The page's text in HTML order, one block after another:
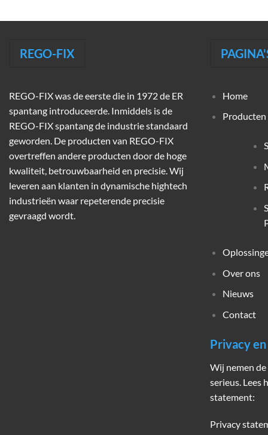
REGO-FIX
REGO-FIX was de eerste die in 1972 de ER
spantang introduceerde. Inmiddels is de
REGO-FIX spantang de industrie standaard
geworden. De producten van REGO-FIX
overtreffen andere producten door de hoge
kwaliteit, betrouwbaarheid en precisie. Wij
leveren aan klanten in dynamische hightech
industrieën waar repeterende precisie
gevraagd wordt.
Home
Producten
Over ons
Nieuws
Contact
Privacy
Wij nemen
serieus. Lees
statement:
Privacy